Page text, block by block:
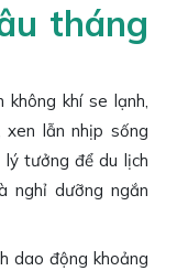
tháng
khí se lạnh,
lẫn nhịp sống
lý tưởng để du lịch
nghỉ dưỡng ngắn
dao động khoảng